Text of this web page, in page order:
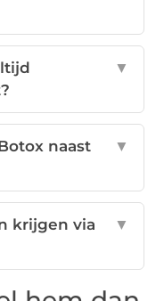
▼
naast
▼
krijgen via
▼